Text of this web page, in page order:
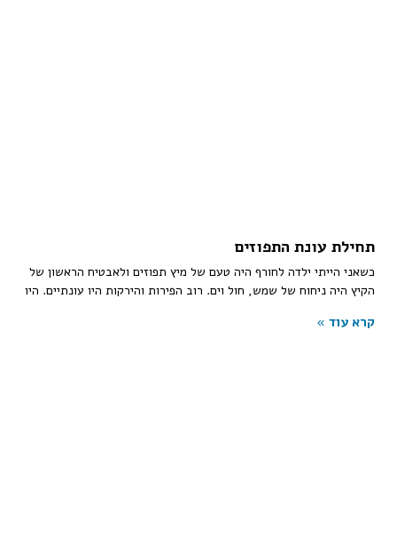
תחילת עונת התפוזים
כשאני הייתי ילדה לחורף היה טעם של מיץ תפוזים ולאבטיח הראשון של
הקיץ היה ניחוח של שמש, חול וים. רוב הפירות והירקות היו עונתיים. היו
קרא עוד »